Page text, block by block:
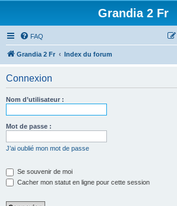
Grandia 2 Fr
FAQ
Grandia 2 Fr Index du forum
Connexion
Nom d’utilisateur :
Mot de passe :
J’ai oublié mon mot de passe
Se souvenir de moi
Cacher mon statut en ligne pour cette session